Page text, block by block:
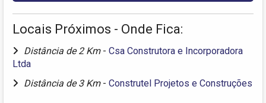
Locais Próximos - Onde Fica:
Distância de 2 Km - Csa Construtora e Incorporadora
Ltda
Distância de 3 Km - Construtel Projetos e Construções